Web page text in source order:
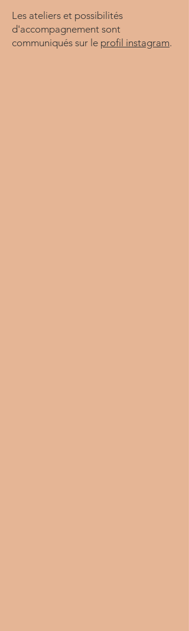
Les ateliers et possibilités
d'accompagnement sont
communiqués sur le profil instagram.